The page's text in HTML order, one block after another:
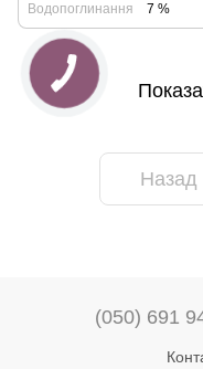
Водопоглинання
7 %
Назад
(050) 691